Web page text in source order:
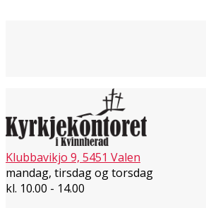
Klubbavikjo 9, 5451 Valen
mandag, tirsdag og torsdag
kl. 10.00 - 14.00